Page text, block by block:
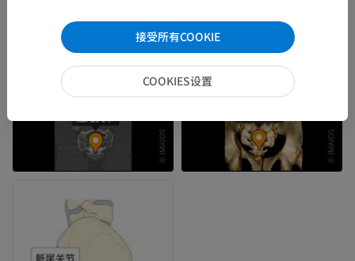
接受所有COOKIE
COOKIES设置